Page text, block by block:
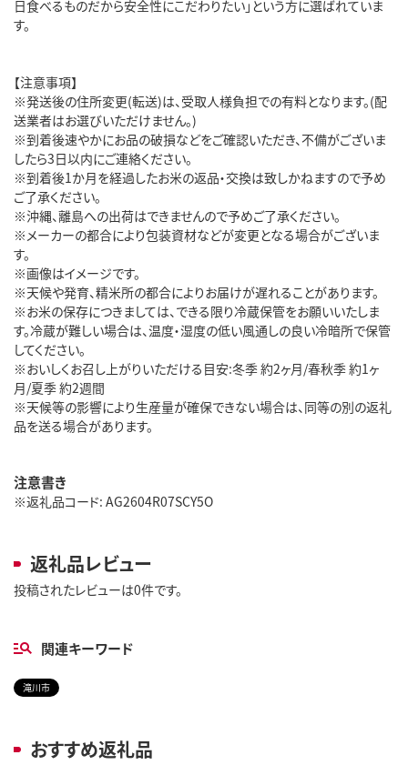
日食べるものだから安全性にこだわりたい」という方に選ばれていま
す。
【注意事項】
※発送後の住所変更(転送)は、受取人様負担での有料となります。(配
送業者はお選びいただけません。)
※到着後速やかにお品の破損などをご確認いただき、不備がございま
したら3日以内にご連絡ください。
※到着後1か月を経過したお米の返品・交換は致しかねますので予め
ご了承ください。
※沖縄、離島への出荷はできませんので予めご了承ください。
※メーカーの都合により包装資材などが変更となる場合がございま
す。
※画像はイメージです。
※天候や発育、精米所の都合によりお届けが遅れることがあります。
※お米の保存につきましては、できる限り冷蔵保管をお願いいたしま
す。冷蔵が難しい場合は、温度・湿度の低い風通しの良い冷暗所で保管
してください。
※おいしくお召し上がりいただける目安:冬季 約2ヶ月/春秋季 約1ヶ
月/夏季 約2週間
※天候等の影響により生産量が確保できない場合は、同等の別の返礼
品を送る場合があります。
注意書き
※返礼品コード: AG2604R07SCY5O
返礼品レビュー
投稿されたレビューは0件です。
関連キーワード
滝川市
おすすめ返礼品